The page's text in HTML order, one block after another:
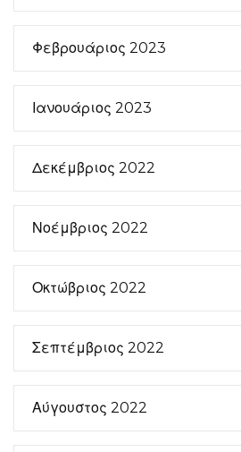
Φεβρουάριος 2023
Ιανουάριος 2023
Δεκέμβριος 2022
Νοέμβριος 2022
Οκτώβριος 2022
Σεπτέμβριος 2022
Αύγουστος 2022